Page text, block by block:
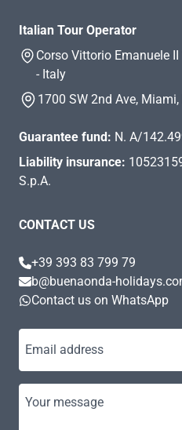
Italian Tour Operator
Corso Vittorio Emanuele
- Italy
1700 SW 2nd Ave,
Guarantee fund: N. A/
Liability insurance:
S.p.A.
CONTACT US
+39 393 83 799 79
b@buenaonda-
Contact us on WhatsApp
Email address
Your message